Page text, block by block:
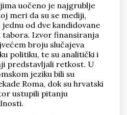
uočeno je najgrublje
meri da su se mediji,
od dve kandidovane
tabora. Izvor finansiranja
broju slučajeva
politiku, te su analitički i
predstavljali retkost. U
jeziku bili su
Roma, dok su hrvatski
ustupili pitanju